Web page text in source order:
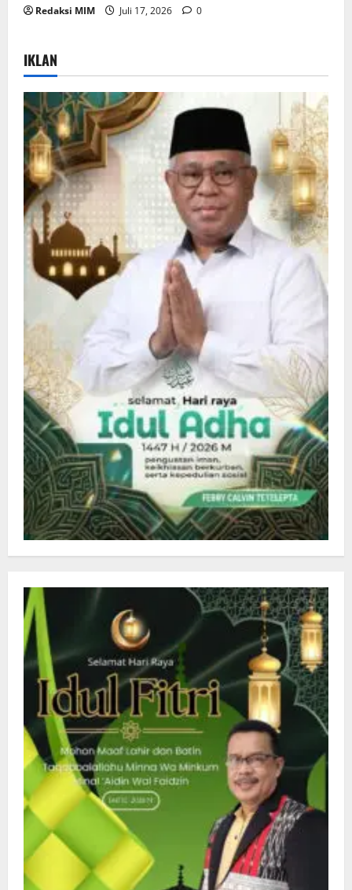
Redaksi MIM Juli 17, 2026 0
IKLAN